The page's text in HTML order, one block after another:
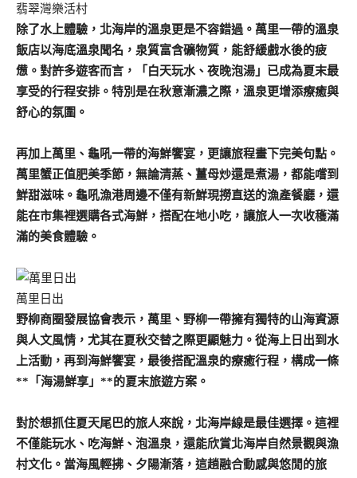
翡翠灣樂活村
除了水上體驗，北海岸的溫泉更是不容錯過。萬里一帶的溫泉
飯店以海底溫泉聞名，泉質富含礦物質，能舒緩戲水後的疲
憊。對許多遊客而言，「白天玩水、夜晚泡湯」已成為夏末最
享受的行程安排。特別是在秋意漸濃之際，溫泉更增添療癒與
舒心的氛圍。
再加上萬里、龜吼一帶的海鮮饗宴，更讓旅程畫下完美句點。
萬里蟹正值肥美季節，無論清蒸、薑母炒還是煮湯，都能嚐到
鮮甜滋味。龜吼漁港周邊不僅有新鮮現撈直送的漁產餐廳，還
能在市集裡選購各式海鮮，搭配在地小吃，讓旅人一次收穫滿
滿的美食體驗。
萬里日出
野柳商圈發展協會表示，萬里、野柳一帶擁有獨特的山海資源
與人文風情，尤其在夏秋交替之際更顯魅力。從海上日出到水
上活動，再到海鮮饗宴，最後搭配溫泉的療癒行程，構成一條
**「海湯鮮享」**的夏末旅遊方案。
對於想抓住夏天尾巴的旅人來說，北海岸線是最佳選擇。這裡
不僅能玩水、吃海鮮、泡溫泉，還能欣賞北海岸自然景觀與漁
村文化。當海風輕拂、夕陽漸落，這趟融合動感與悠閒的旅